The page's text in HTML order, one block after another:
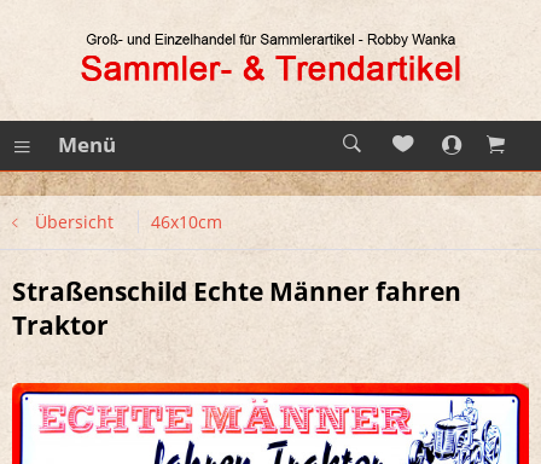
Menü
Übersicht 46x10cm
Straßenschild Echte Männer fahren
Traktor